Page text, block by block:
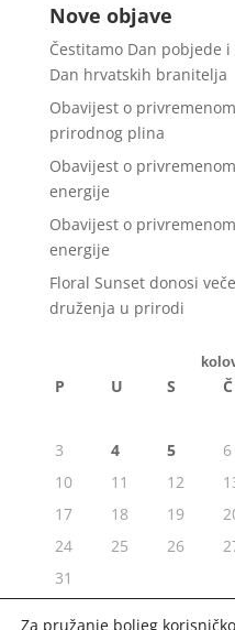
Nove objave
Čestitamo Dan pobjede
Dan hrvatskih branitelja
Obavijest o
prirodnog plina
Obavijest o
energije
Obavijest o
energije
Floral Sunset donosi
druženja u prirodi
P U S Č
3
4 5 6
10
11 12
17
18 19
24
25 26
31
« srp
Za pružanje boljeg